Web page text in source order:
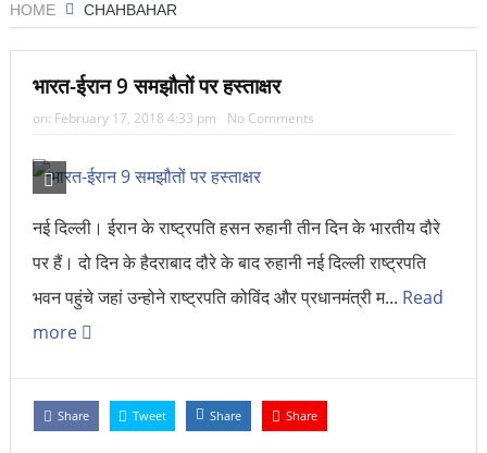
HOME CHAHBAHAR
भारत-ईरान 9 समझौतों पर हस्ताक्षर
on: February 17, 2018 4:33 pm No Comments
नई दिल्ली। ईरान के राष्ट्रपति हसन रुहानी तीन दिन के भारतीय दौरे
पर हैं। दो दिन के हैदराबाद दौरे के बाद रुहानी नई दिल्ली राष्ट्रपति
भवन पहुंचे जहां उन्होने राष्ट्रपति कोविंद और प्रधानमंत्री म... Read
more
Share Tweet Share Share